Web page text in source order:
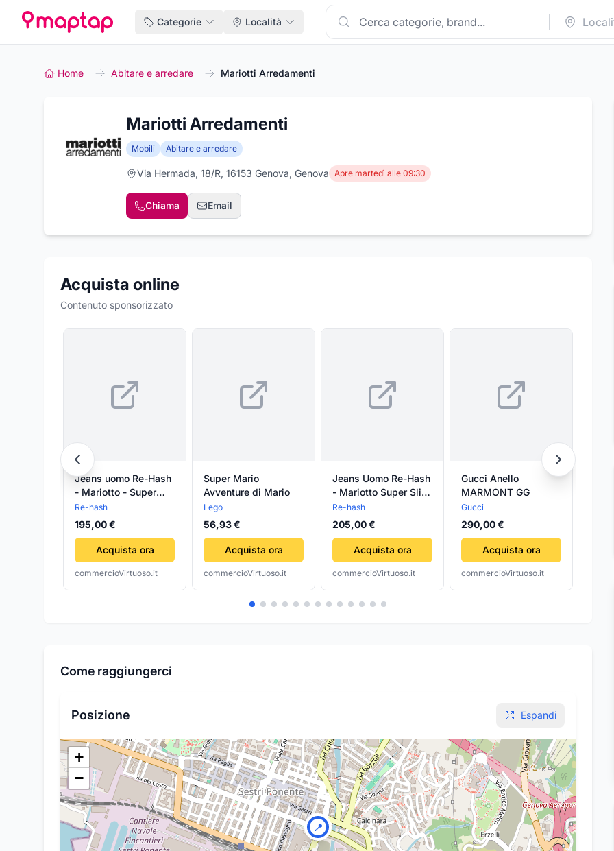
Categorie Località
Home Abitare e arredare Mariotti Arredamenti
Mariotti Arredamenti
Mobili Abitare e arredare
Via Hermada, 18/R, 16153 Genova, Genova Apre martedì alle 09:30
Chiama Email
Acquista online
Contenuto sponsorizzato
Jeans uomo Re-Hash
- Mariotto - Super
Slim Fit Denim Tasca
a Filo
Re-hash
195,00 €
Acquista ora
commercioVirtuoso.it
Super Mario
Avventure di Mario
Lego
56,93 €
Acquista ora
commercioVirtuoso.it
Jeans Uomo Re-Hash
- Mariotto Super Slim
- Denim Blu Scuro
Tasca a Filo Italiano
Re-hash
205,00 €
Acquista ora
commercioVirtuoso.it
Gucci Anello
MARMONT GG
Gucci
290,00 €
Acquista ora
commercioVirtuoso.it
con
Come raggiungerci
Posizione Espandi
📍
+
−